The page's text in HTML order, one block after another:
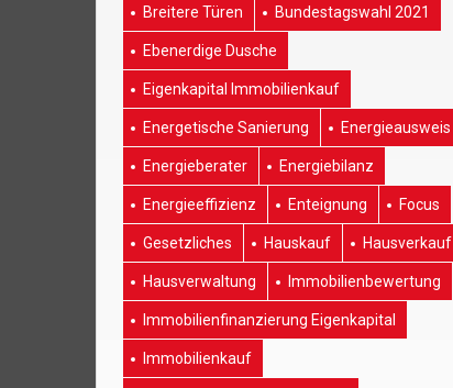
Breitere Türen Bundestagswahl 2021
Ebenerdige Dusche
Eigenkapital Immobilienkauf
Energetische Sanierung Energieausweis
Energieberater Energiebilanz
Energieeffizienz Enteignung Focus
Gesetzliches Hauskauf Hausverkauf
Hausverwaltung Immobilienbewertung
Immobilienfinanzierung Eigenkapital
Immobilienkauf